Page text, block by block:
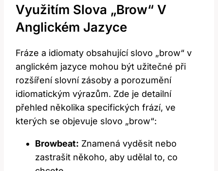
Využitím Slova „brow“ V
Anglickém Jazyce
Fráze a idiomaty obsahující slovo „brow“ v
anglickém jazyce mohou být užitečné při
rozšíření slovní zásoby a porozumění
idiomatickým výrazům. Zde je detailní
přehled několika specifických frází, ve
kterých se objevuje slovo „brow“:
Browbeat: Znamená vyděsit nebo
zastrašit někoho, aby udělal to, co